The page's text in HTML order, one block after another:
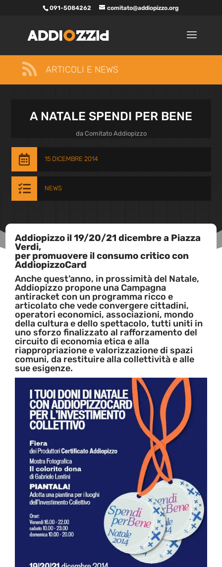
091-5084262 comitato@addiopizzo.org
 ARTICOLI E NEWS
A NATALE SPENDI PER BENE
da Comitato Addiopizzo
 15 DICEMBRE 2014
 NEWS
Addiopizzo il 19/20/21 dicembre a Piazza
Verdi,
per promuovere il consumo critico con
AddiopizzoCard
Anche quest’anno, in prossimità del Natale,
Addiopizzo propone una Campagna
antiracket con un programma ricco e
articolato che vede convergere cittadini,
operatori economici, associazioni, mondo
della cultura e dello spettacolo, tutti uniti in
uno sforzo finalizzato al rafforzamento del
circuito di economia etica e alla
riappropriazione e valorizzazione di spazi
comuni, da restituire alla collettività e alle
sue esigenze.